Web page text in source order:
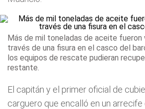
Más de mil toneladas de aceite fueron
través de una fisura en el casco del
los equipos de rescate pudieran
restante.
El capitán y el primer oficial de
carguero que encalló en un arrecife